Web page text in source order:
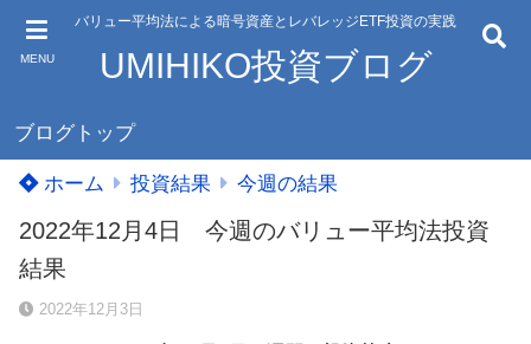
MENU
バリュー平均法による暗号資産とレバレッジETF投資の実践
UMIHIKO投資ブログ
ブログトップ
ホーム 投資結果 今週の結果
2022年12月4日 今週のバリュー平均法投資
結果
2022年12月3日